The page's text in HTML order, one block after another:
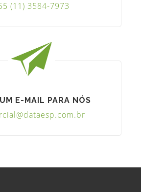
(11) 3584-7973
E-MAIL PARA NÓS